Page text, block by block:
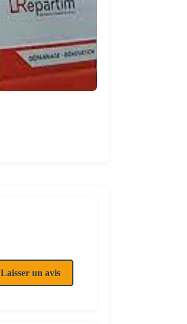
Laisser un avis